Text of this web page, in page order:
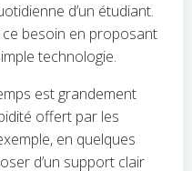
d’un étudiant.
besoin en proposant
technologie.
est grandement
offert par les
en quelques
d’un support clair